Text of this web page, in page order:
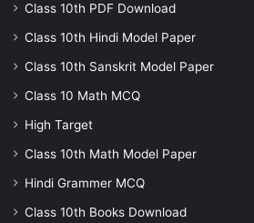
Class 10th PDF Download
Class 10th Hindi Model Paper
Class 10th Sanskrit Model Paper
Class 10 Math MCQ
High Target
Class 10th Math Model Paper
Hindi Grammer MCQ
Class 10th Books Download